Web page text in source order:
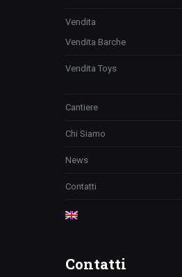
Vendita
Vendita Barche
Vendita Toys
Cantiere
Chi Siamo
News
Contatti
Contatti